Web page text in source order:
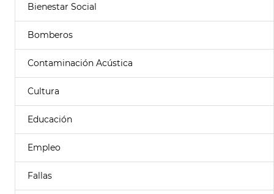
Bienestar Social
Bomberos
Contaminación Acústica
Cultura
Educación
Empleo
Fallas